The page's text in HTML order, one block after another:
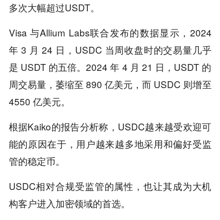
多次大幅超过USDT。
Visa 与Allium Labs联合发布的数据显示，2024
年 3 月 24 日，USDC 当周收盘时的交易量几乎
是 USDT 的五倍。2024 年 4 月 21 日，USDT 的
周交易量，萎缩至 890 亿美元，而 USDC 则增至
4550 亿美元。
根据Kaiko的报告分析称，USDC越来越受欢迎可
能的原因在于，用户越来越多地采用和偏好受监
管的稳定币。
USDC相对合规受监管的属性，也让其成为大机
构客户进入加密领域的首选。